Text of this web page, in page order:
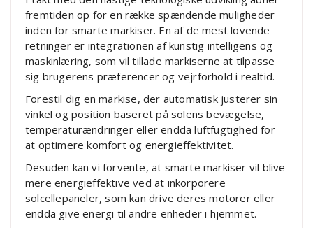
fremtiden op for en række spændende muligheder
inden for smarte markiser. En af de mest lovende
retninger er integrationen af kunstig intelligens og
maskinlæring, som vil tillade markiserne at tilpasse
sig brugerens præferencer og vejrforhold i realtid.
Forestil dig en markise, der automatisk justerer sin
vinkel og position baseret på solens bevægelse,
temperaturændringer eller endda luftfugtighed for
at optimere komfort og energieffektivitet.
Desuden kan vi forvente, at smarte markiser vil blive
mere energieffektive ved at inkorporere
solcellepaneler, som kan drive deres motorer eller
endda give energi til andre enheder i hjemmet.